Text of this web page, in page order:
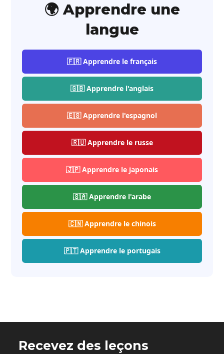
🌍 Apprendre une
langue
🇫🇷 Apprendre le français
🇬🇧 Apprendre l'anglais
🇪🇸 Apprendre l'espagnol
🇷🇺 Apprendre le russe
🇯🇵 Apprendre le japonais
🇸🇦 Apprendre l'arabe
🇨🇳 Apprendre le chinois
🇵🇹 Apprendre le portugais
Recevez des leçons